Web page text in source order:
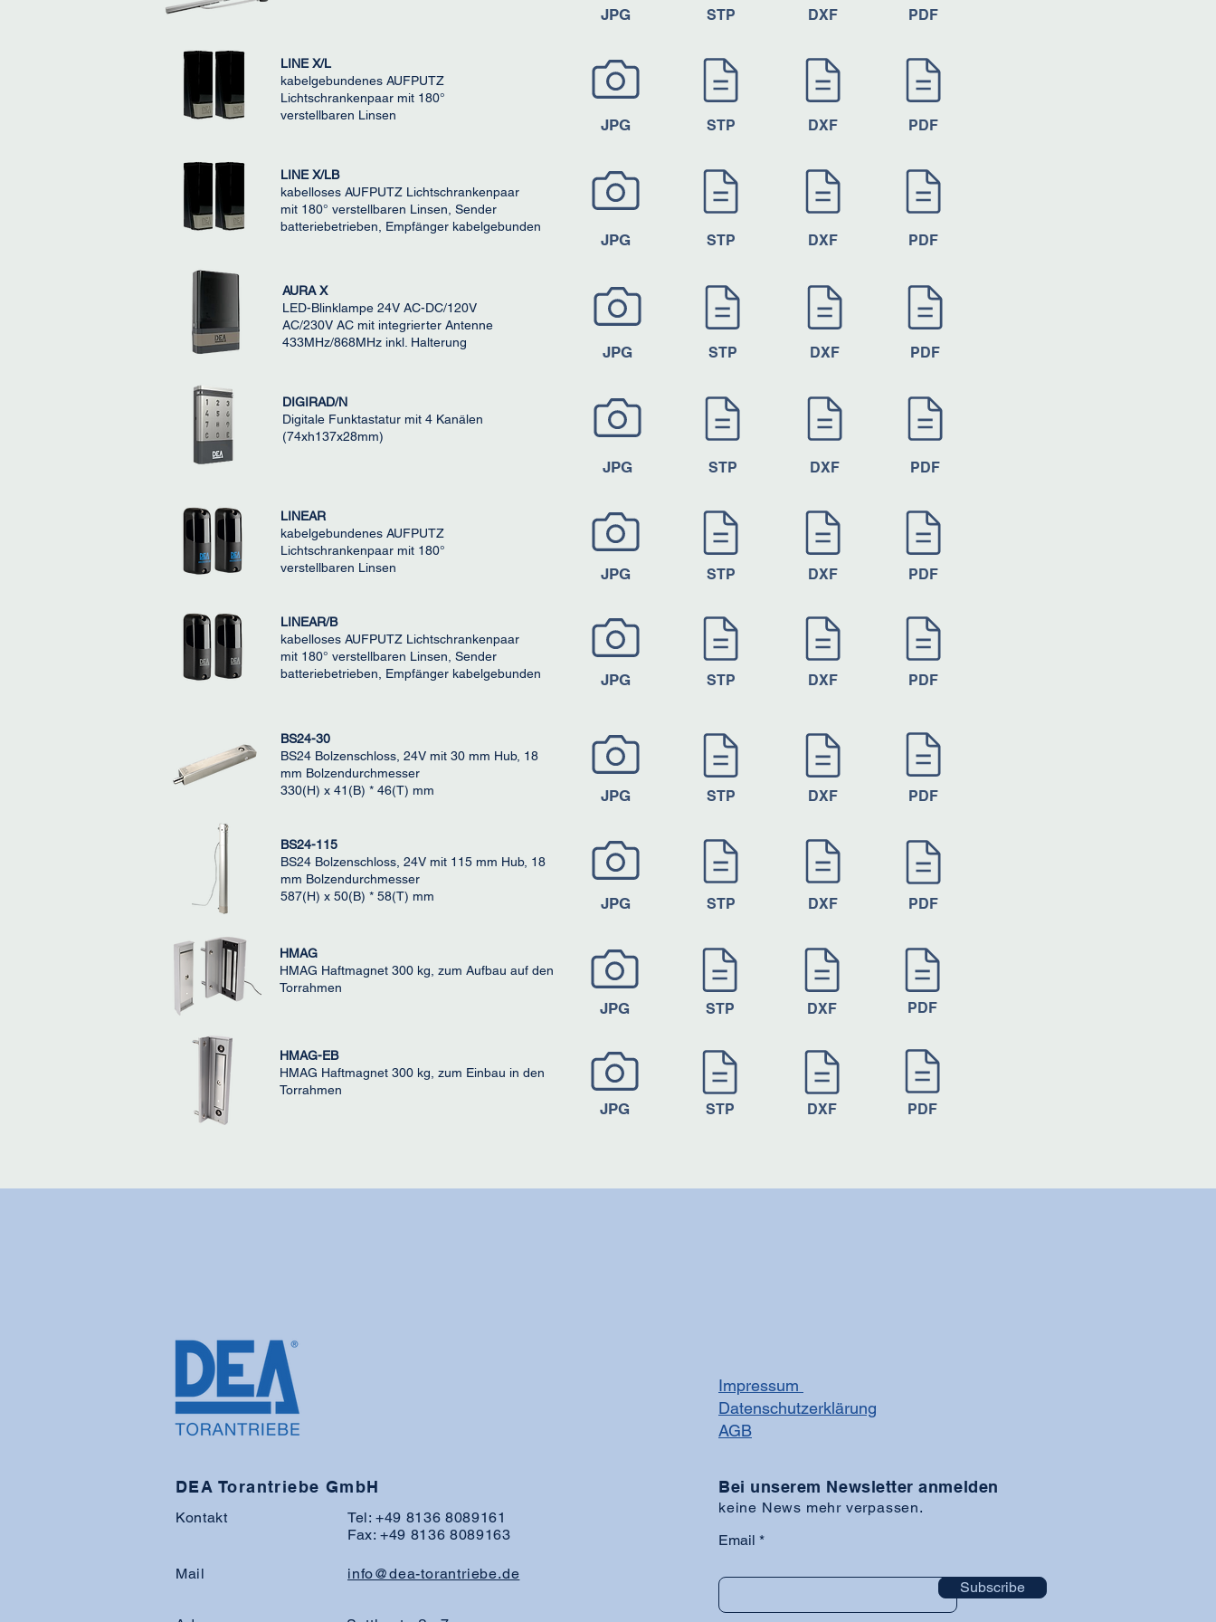
JPG STP DXF PDF
LINE X/L
kabelgebundenes AUFPUTZ
Lichtschrankenpaar mit 180°
verstellbaren Linsen
JPG STP DXF PDF
LINE X/LB
kabelloses AUFPUTZ Lichtschrankenpaar
mit 180° verstellbaren Linsen, Sender
batteriebetrieben, Empfänger kabelgebunden
JPG STP DXF PDF
AURA X
LED-Blinklampe 24V AC-DC/120V
AC/230V AC mit integrierter Antenne
433MHz/868MHz inkl. Halterung
JPG STP DXF PDF
DIGIRAD/N
Digitale Funktastatur mit 4 Kanälen
(74xh137x28mm)
JPG STP DXF PDF
LINEAR
kabelgebundenes AUFPUTZ
Lichtschrankenpaar mit 180°
verstellbaren Linsen
JPG STP DXF PDF
LINEAR/B
kabelloses AUFPUTZ Lichtschrankenpaar
mit 180° verstellbaren Linsen, Sender
batteriebetrieben, Empfänger kabelgebunden
JPG STP DXF PDF
BS24-30
BS24 Bolzenschloss, 24V mit 30 mm Hub, 18
mm Bolzendurchmesser
330(H) x 41(B) * 46(T) mm
JPG STP DXF PDF
BS24-115
BS24 Bolzenschloss, 24V mit 115 mm Hub, 18
mm Bolzendurchmesser
587(H) x 50(B) * 58(T) mm
JPG STP DXF PDF
HMAG
HMAG Haftmagnet 300 kg, zum Aufbau auf den
Torrahmen
JPG STP DXF PDF
HMAG-EB
HMAG Haftmagnet 300 kg, zum Einbau in den
Torrahmen
JPG STP DXF PDF
DEA Torantriebe GmbH
Kontakt
Tel: +49 8136 8089161
Fax: +49 8136 8089163
Mail info@dea-torantriebe.de
Impressum
Datenschutzerklärung
AGB
Bei unserem Newsletter anmelden
keine News mehr verpassen.
Email
Subscribe